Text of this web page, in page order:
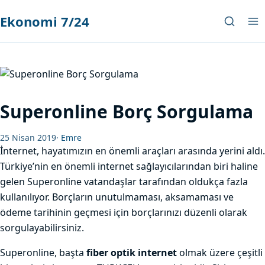
Ekonomi 7/24
Superonline Borç Sorgulama
25 Nisan 2019· Emre
İnternet, hayatımızın en önemli araçları arasında yerini aldı.
Türkiye’nin en önemli internet sağlayıcılarından biri haline
gelen Superonline vatandaşlar tarafından oldukça fazla
kullanılıyor. Borçların unutulmaması, aksamaması ve
ödeme tarihinin geçmesi için borçlarınızı düzenli olarak
sorgulayabilirsiniz.
Superonline, başta fiber optik internetolmak üzere çeşitli